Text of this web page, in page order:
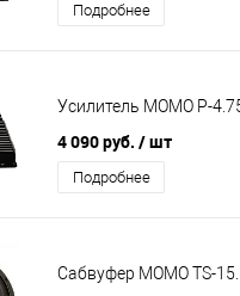
Подробнее
Усилитель MOMO P-
4 090 руб. / шт
Подробнее
Сабвуфер MOMO TS-